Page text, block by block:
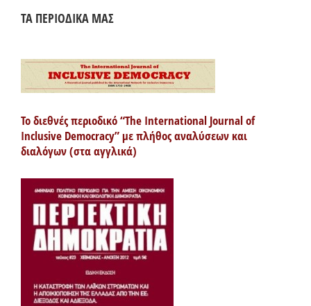
ΤΑ ΠΕΡΙΟΔΙΚΑ ΜΑΣ
Το διεθνές περιοδικό “The International Journal of
Inclusive Democracy” με πλήθος αναλύσεων και
διαλόγων (στα αγγλικά)